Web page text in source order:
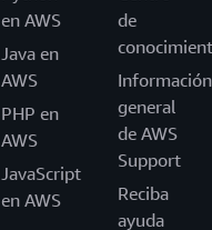
en AWS
Java en
AWS
PHP en
AWS
JavaScript
en AWS
de
Información
general
de AWS
Support
Reciba
ayuda